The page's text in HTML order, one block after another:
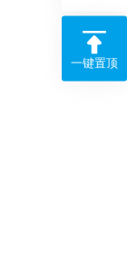
一键置顶